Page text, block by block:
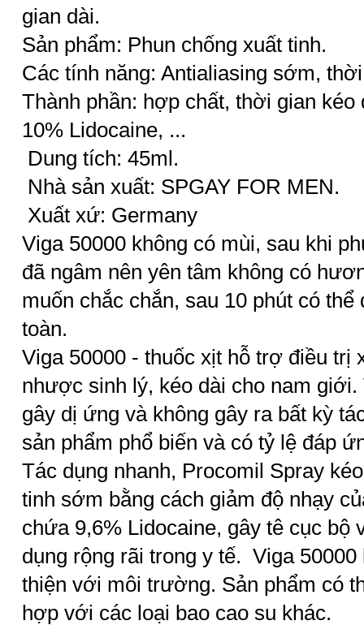
gian dài.
Sản phẩm: Phun chống xuất tinh.
Các tính năng: Antialiasing sớm,
Thành phần: hợp chất, thời gian kéo
10% Lidocaine, ...
Dung tích: 45ml.
Nhà sản xuất: SPGAY FOR MEN.
Xuất xứ: Germany
Viga 50000 không có mùi, sau khi
đã ngâm nên yên tâm không có
muốn chắc chắn, sau 10 phút có
toàn.
Viga 50000 - thuốc xịt hỗ trợ điều trị
nhược sinh lý, kéo dài cho nam giới.
gây dị ứng và không gây ra bất kỳ
sản phẩm phổ biến và có tỷ lệ đáp
Tác dụng nhanh, Procomil Spray
tinh sớm bằng cách giảm độ nhạy
chứa 9,6% Lidocaine, gây tê cục bộ
dụng rộng rãi trong y tế. Viga 50000
thiện với môi trường. Sản phẩm có
hợp với các loại bao cao su khác.